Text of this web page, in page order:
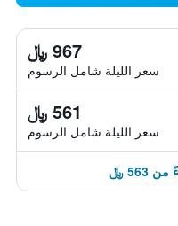
967 ﷼
سعر الليلة شامل الرسوم
561 ﷼
سعر الليلة شامل الرسوم